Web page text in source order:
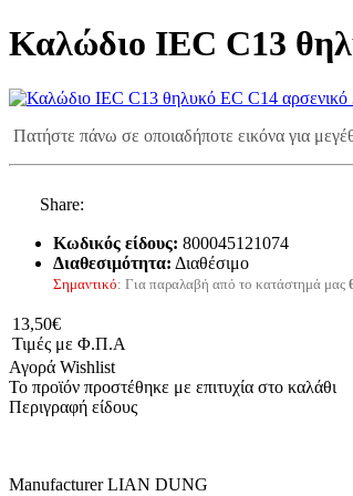
Καλώδιο IEC C13
Πατήστε πάνω σε οποιαδήποτε εικόνα για
Share:
Κωδικός είδους: 800045121074
Διαθεσιμότητα: Διαθέσιμο
Σημαντικό: Για παραλαβή από το κατάστημά μας
13,50€
Τιμές με Φ.Π.Α
Αγορά Wishlist
Το προϊόν προστέθηκε με επιτυχία στο καλάθι
Περιγραφή είδους
Manufacturer LIAN DUNG